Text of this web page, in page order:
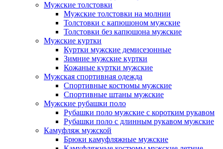
Мужские толстовки
Мужские толстовки на молнии
Толстовки с капюшоном мужские
Толстовки без капюшона мужские
Мужские куртки
Куртки мужские демисезонные
Зимние мужские куртки
Кожаные куртки мужские
Мужская спортивная одежда
Спортивные костюмы мужские
Спортивные штаны мужские
Мужские рубашки поло
Рубашки поло мужские с коротким рукавом
Рубашки поло с длинным рукавом мужские
Камуфляж мужской
Брюки камуфляжные мужские